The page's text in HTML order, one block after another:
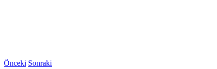
Önceki Sonraki